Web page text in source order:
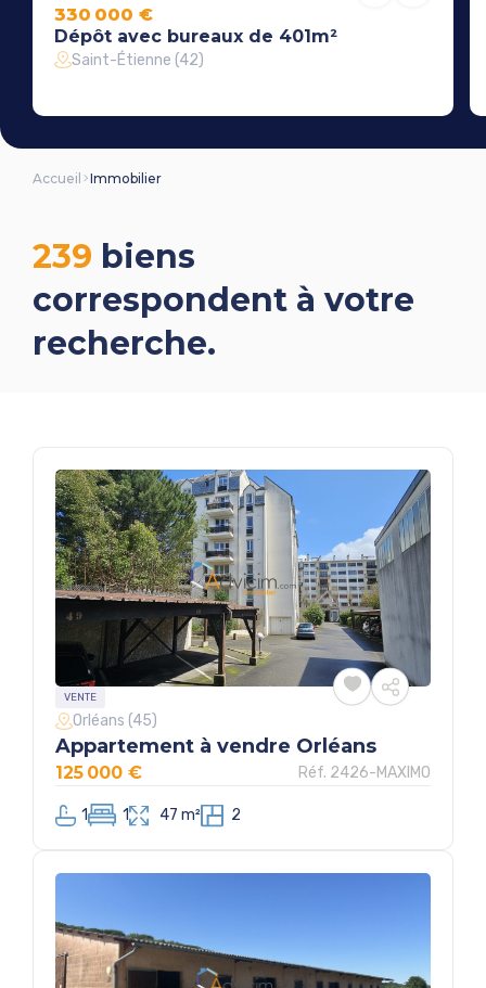
Dépôt avec bureaux de 401m²
330 000 €
Saint-Étienne (42)
Accueil Immobilier
239 biens
correspondent à votre
recherche.
VENTE
Réf. 2426-MAXIMO
Orléans (45)
Appartement à vendre Orléans
1 1 47 m² 2
125 000 €